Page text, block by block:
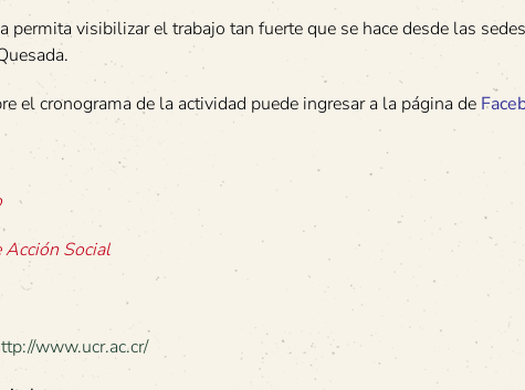
permita visibilizar el trabajo tan fuerte que se hace desde las
el cronograma de la actividad puede ingresar a la página de
Acción Social
www.ucr.ac.cr/